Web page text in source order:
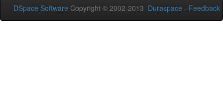
DSpace Software Copyright © 2002-2013 Duraspace - Feedback